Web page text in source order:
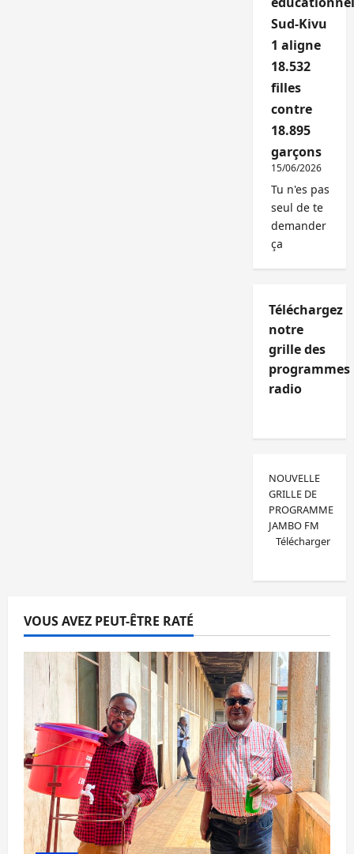
Sud-Kivu
1 aligne
18.532
filles
contre
18.895
garçons
15/06/2026
Tu n'es pas
seul de te
demander
ça
Téléchargez
notre
grille des
programmes
radio
NOUVELLE
GRILLE DE
PROGRAMME
JAMBO FM
Télécharger
VOUS AVEZ PEUT-ÊTRE RATÉ